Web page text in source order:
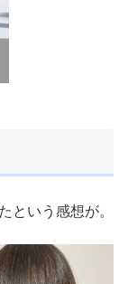
という感想が。